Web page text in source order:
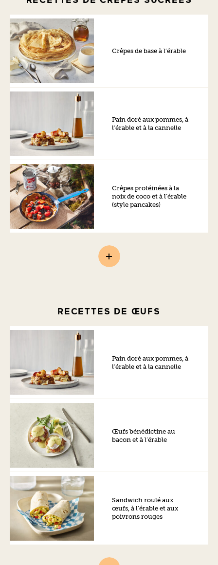
Crêpes de base à l’érable
Pain doré aux pommes, à
l’érable et à la cannelle
Crêpes protéinées à la
noix de coco et à l’érable
(style pancakes)
RECETTES DE ŒUFS
Pain doré aux pommes, à
l’érable et à la cannelle
Œufs bénédictine au
bacon et à l’érable
Sandwich roulé aux
œufs, à l’érable et aux
poivrons rouges